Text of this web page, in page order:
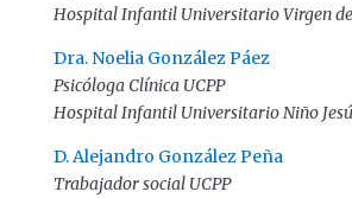
Hospital Infantil Universitario Virgen
Dra. Noelia González Páez
Psicóloga Clínica UCPP
Hospital Infantil Universitario Niño
D. Alejandro González Peña
Trabajador social UCPP